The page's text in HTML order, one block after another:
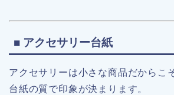
■ アクセサリー台紙
アクセサリーは小さな商品だからこ
台紙の質で印象が決まります。